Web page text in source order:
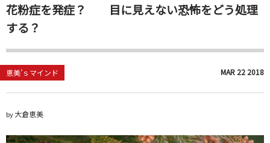
花粉症を発症？ 目に見えない恐怖をどう処理
する？
恵美’ｓマインド MAR 22 2018
by大倉恵美